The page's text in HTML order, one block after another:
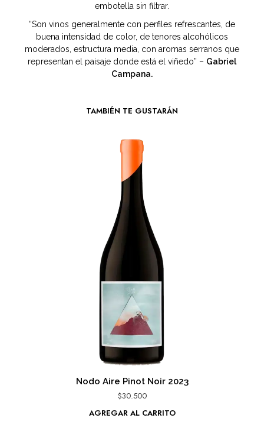
embotella sin filtrar.
“Son vinos generalmente con perfiles refrescantes, de
buena intensidad de color, de tenores alcohólicos
moderados, estructura media, con aromas serranos que
representan el paisaje donde está el viñedo” – Gabriel
Campana.
TAMBIÉN TE GUSTARÁN
Nodo Aire Pinot Noir 2023
$30.500
AGREGAR AL CARRITO